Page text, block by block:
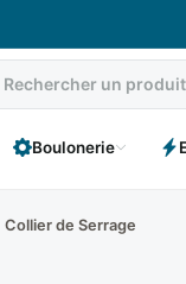
Boulonerie
Collier de Serrage